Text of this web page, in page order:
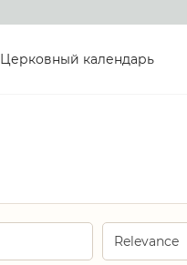
Церковный календарь